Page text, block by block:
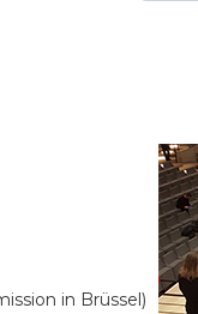
in Brüssel)